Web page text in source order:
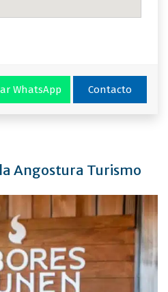
WhatsApp Contacto
Angostura Turismo